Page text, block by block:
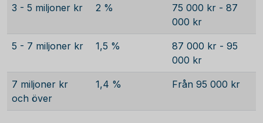
3 - 5 miljoner kr 2 %
75 000 kr - 87
000 kr
5 - 7 miljoner kr 1,5 %
87 000 kr - 95
000 kr
7 miljoner kr
och över
1,4 % Från 95 000 kr